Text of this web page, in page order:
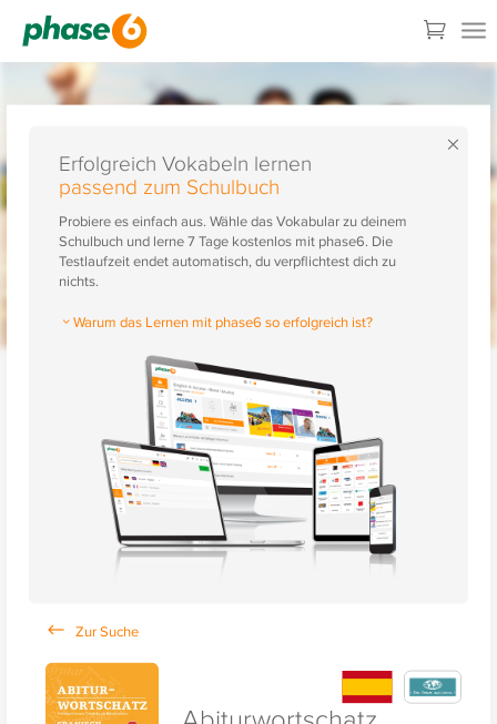
×
Erfolgreich Vokabeln lernen
passend zum Schulbuch
Probiere es einfach aus. Wähle das Vokabular zu deinem
Schulbuch und lerne 7 Tage kostenlos mit phase6. Die
Testlaufzeit endet automatisch, du verpflichtest dich zu
nichts.
Warum das Lernen mit phase6 so erfolgreich ist?